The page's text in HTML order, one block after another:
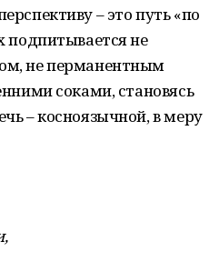
– это путь «по
подпитывается не
не перманентным
соками, становясь
– косноязычной, в меру